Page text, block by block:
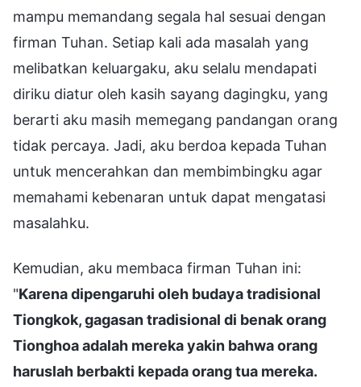
mampu memandang segala hal sesuai dengan
firman Tuhan. Setiap kali ada masalah yang
melibatkan keluargaku, aku selalu mendapati
diriku diatur oleh kasih sayang dagingku, yang
berarti aku masih memegang pandangan orang
tidak percaya. Jadi, aku berdoa kepada Tuhan
untuk mencerahkan dan membimbingku agar
memahami kebenaran untuk dapat mengatasi
masalahku.
Kemudian, aku membaca firman Tuhan ini:
"Karena dipengaruhi oleh budaya tradisional
Tiongkok, gagasan tradisional di benak orang
Tionghoa adalah mereka yakin bahwa orang
haruslah berbakti kepada orang tua mereka.